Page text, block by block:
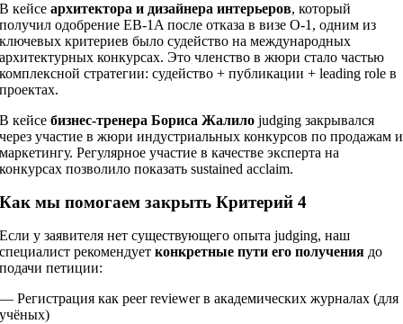
В кейсеархитектора и дизайнера интерьеров, который
получил одобрение EB-1A после отказа в визе O-1, одним из
ключевых критериев было судейство на международных
архитектурных конкурсах. Это членство в жюри стало частью
комплексной стратегии: судейство + публикации + leading role в
проектах.
В кейсебизнес-тренера Бориса Жалило judging закрывался
через участие в жюри индустриальных конкурсов по продажам и
маркетингу. Регулярное участие в качестве эксперта на
конкурсах позволило показать sustained acclaim.
Как мы помогаем закрыть Критерий 4
Если у заявителя нет существующего опыта judging, наш
специалист рекомендуетконкретные пути его получения до
подачи петиции:
— Регистрация как peer reviewer в академических журналах (для
учёных)